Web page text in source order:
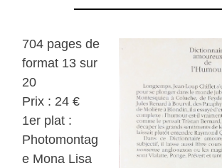
704 pages de
format 13 sur
20
Prix : 24 €
1er plat :
Photomontag
e Mona Lisa